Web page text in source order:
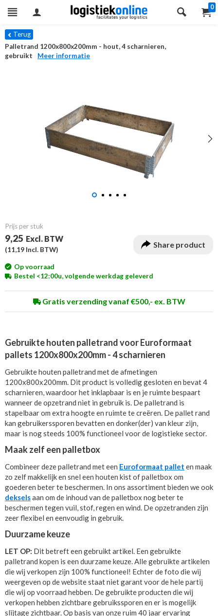
0
Terug
Palletrand 1200x800x200mm - hout, 4 scharnieren,
gebruikt
Meer informatie
Prijs per stuk
9,25 Excl. BTW
(11,19 Incl. BTW)
Share product
Op voorraad
Bestel <12:00u, volgende werkdag geleverd
Gratis verzending vanaf €500,- ex. BTW
Gebruikte houten palletrand voor Euroformaat
pallets 1200x800x200mm - 4 scharnieren
Gebruikte houten palletrand met de afmetingen
1200x800x200mm. Dit product is volledig gesloten en bevat 4
scharnieren, waardoor het inklapbaar is en je ruimte bespaart
wanneer de opzetrand niet in gebruik is. De palletrand is
stapelbaar om extra hoogte en ruimte te creëren. De pallet rand
kan gebruikerssporen bevatten en donker(der) van kleur zijn,
maar is nog steeds 100% functioneel voor de logistieke sector.
Maak zelf een palletbox
Combineer deze palletrand met een Euroformaat pallet en maak
zo zelf makkelijk en snel een houten kist of palletbox om
goederen beter te beschermen. In ons assortiment bieden we ook
dekselsaan om de inhoud van de palletbox nog beter te
beschermen tegen vuil, stof, regen en wind. De opzetranden zijn
zeer flexibel en eenvoudig in gebruik.
Duurzame keuze
LET OP: Dit betreft een gebruikt artikel. Een gebruikte
palletrand kopen is een duurzame keuze. Alle gebruikte artikelen
die wij verkopen zijn 100% functioneel! Echter de foto die wij
weergeven op de website staat niet garant voor de hele partij
die wij op voorraad hebben. De gebruikte producten die wij
verkopen hebben zichtbare gebruikssporen en er is mogelijk
slijtage zichtbaar. Op basis van onze ruim 40 jaar ervaring